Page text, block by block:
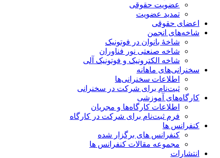
عضویت حقوقی
تمدید عضویت
اعضای حقوقی
شاخه‌های انجمن
شاخۀ بانوان در فوتونیک
شاخه صنعتی نور فناوران
شاخه‌ الکترونیک و فوتونیک آلی
سخنرانی‌های ماهانه
اطلاعات سخنرانی‌‌ها
ثبت‌نام برای شرکت در سخنرانی
کارگاه‌های آموزشی
اطلاعات کارگاه‌ها و مجریان
فرم ثبت‌نام برای شرکت در کارگاه
کنفرانس ها
کنفرانس های برگزار شده
مجموعه مقالات کنفرانس ها
انتشارات